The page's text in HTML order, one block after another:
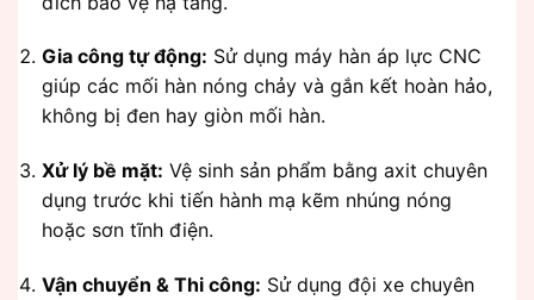
Gia công tự động: Sử dụng máy hàn áp lực CNC
giúp các mối hàn nóng chảy và gắn kết hoàn hảo,
không bị đen hay giòn mối hàn.
Xử lý bề mặt: Vệ sinh sản phẩm bằng axit chuyên
dụng trước khi tiến hành mạ kẽm nhúng nóng
hoặc sơn tĩnh điện.
Vận chuyển & Thi công: Sử dụng đội xe chuyên